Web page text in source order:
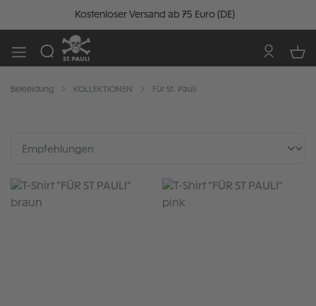
Kostenloser Versand ab 75 Euro (DE)
Bekleidung KOLLEKTIONEN Für St. Pauli